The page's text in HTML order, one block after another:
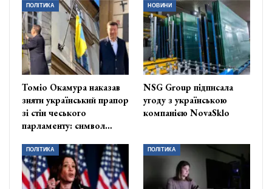
ПОЛІТИКА
Томіо Окамура наказав
зняти український прапор
зі стін чеського
парламенту: символ…
НОВИНИ
NSG Group підписала
угоду з українською
компанією NovaSklo
ПОЛІТИКА ПОЛІТИКА